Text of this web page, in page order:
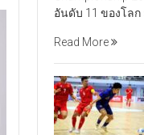
อันดับ 11 ของโล
Read More